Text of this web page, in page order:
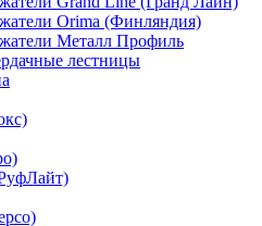
Orima (Финляндия)
Металл Профиль
лестницы